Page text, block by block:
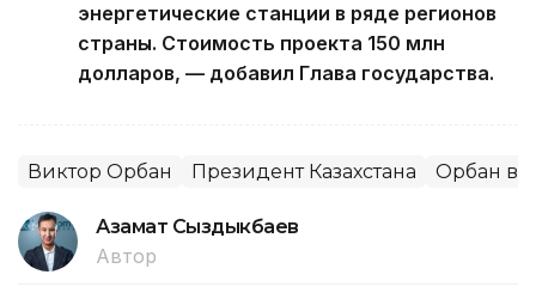
энергетические станции в ряде регионов
страны. Стоимость проекта 150 млн
долларов, — добавил Глава государства.
Виктор Орбан Президент Казахстана Орбан в
Азамат Сыздыкбаев
Автор